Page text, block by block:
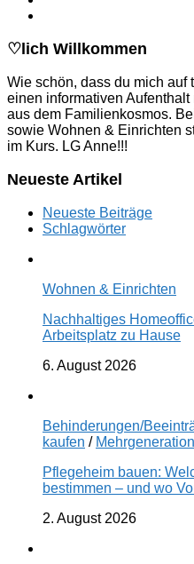
♡lich Willkommen
Wie schön, dass du mich auf
einen informativen
aus dem Familienkosmos.
sowie Wohnen & Einrichten
im Kurs. LG Anne!!!
Neueste Artikel
Neueste Beiträge
Schlagwörter
Wohnen & Einrichten
Nachhaltiges
Arbeitsplatz zu Hause
6. August 2026
Behinderungen/
kaufen /
Pflegeheim bauen:
bestimmen – und wo
2. August 2026